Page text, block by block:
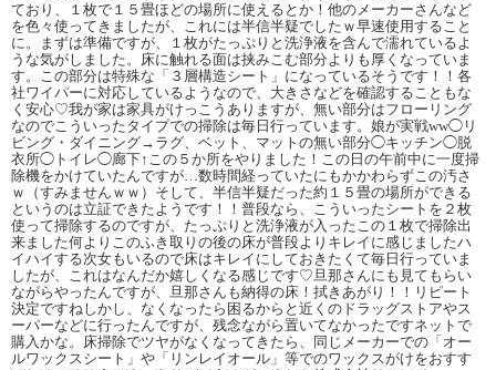
ており、１枚で１５畳ほどの場所に使えるとか！他のメーカーさんなど
を色々使ってきましたが、これには半信半疑でしたｗ早速使用すること
に。まずは準備ですが、１枚がたっぷりと洗浄液を含んで濡れているよ
うな気がしました。床に触れる面は挟みこむ部分よりも厚くなっていま
す。この部分は特殊な「３層構造シート」になっているそうです！！各
社ワイパーに対応しているようなので、大きさなどを確認することもな
く安心♡我が家は家具がけっこうありますが、無い部分はフローリング
なのでこういったタイプでの掃除は毎日行っています。娘が実戦ww◯リ
ビング・ダイニング→ラグ、ベット、マットの無い部分◯キッチン◯脱
衣所◯トイレ◯廊下↑この５か所をやりました！この日の午前中に一度掃
除機をかけていたんですが…数時間経っていたにもかかわらずこの汚さ
ｗ（すみませんｗｗ）そして、半信半疑だった約１５畳の場所ができる
というのは立証できたようです！！普段なら、こういったシートを２枚
使って掃除するのですが、たっぷりと洗浄液が入ったこの１枚で掃除出
来ました何よりこのふき取りの後の床が普段よりキレイに感じましたハ
イハイする次女もいるので床はキレイにしておきたくて毎日行っていま
したが、これはなんだか嬉しくなる感じです♡旦那さんにも見てもらい
ながらやったんですが、旦那さんも納得の床！拭きあがり！！リピート
決定ですねしかし、なくなったら困るからと近くのドラッグストアやス
ーパーなどに行ったんですが、残念ながら置いてなかったですネットで
購入かな。床掃除でツヤがなくなってきたら、同じメーカーでの「オー
ルワックスシート」や「リンレイオール」等でのワックスがけをおすす